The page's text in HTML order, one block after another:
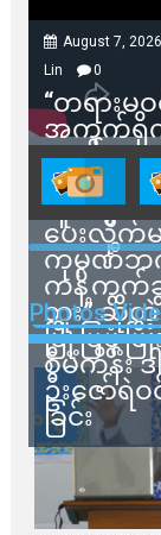
August 7, 2026
Lin
0
“တရားမ
အကွက်ရို
ရောင်းခ
သက်ဆိုင်ရ
သူတွေက
ပေးလိုက်
ကုမ္ပဏီ
ကန့်ကွက်ခွ
ဘူး” ဆို
မြို့ပြဖွံ့ဖြို
စီမံကိန်း
ဦးဇော်ရဲ
ခြင်း
Photos